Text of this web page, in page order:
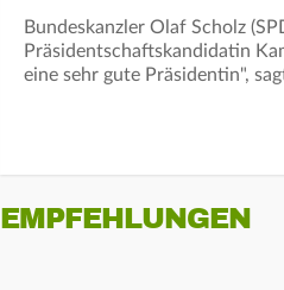
Bundeskanzler Olaf Scholz
Präsidentschaftskandidatin
eine sehr gute Präsidentin",
EMPFEHLUNGEN